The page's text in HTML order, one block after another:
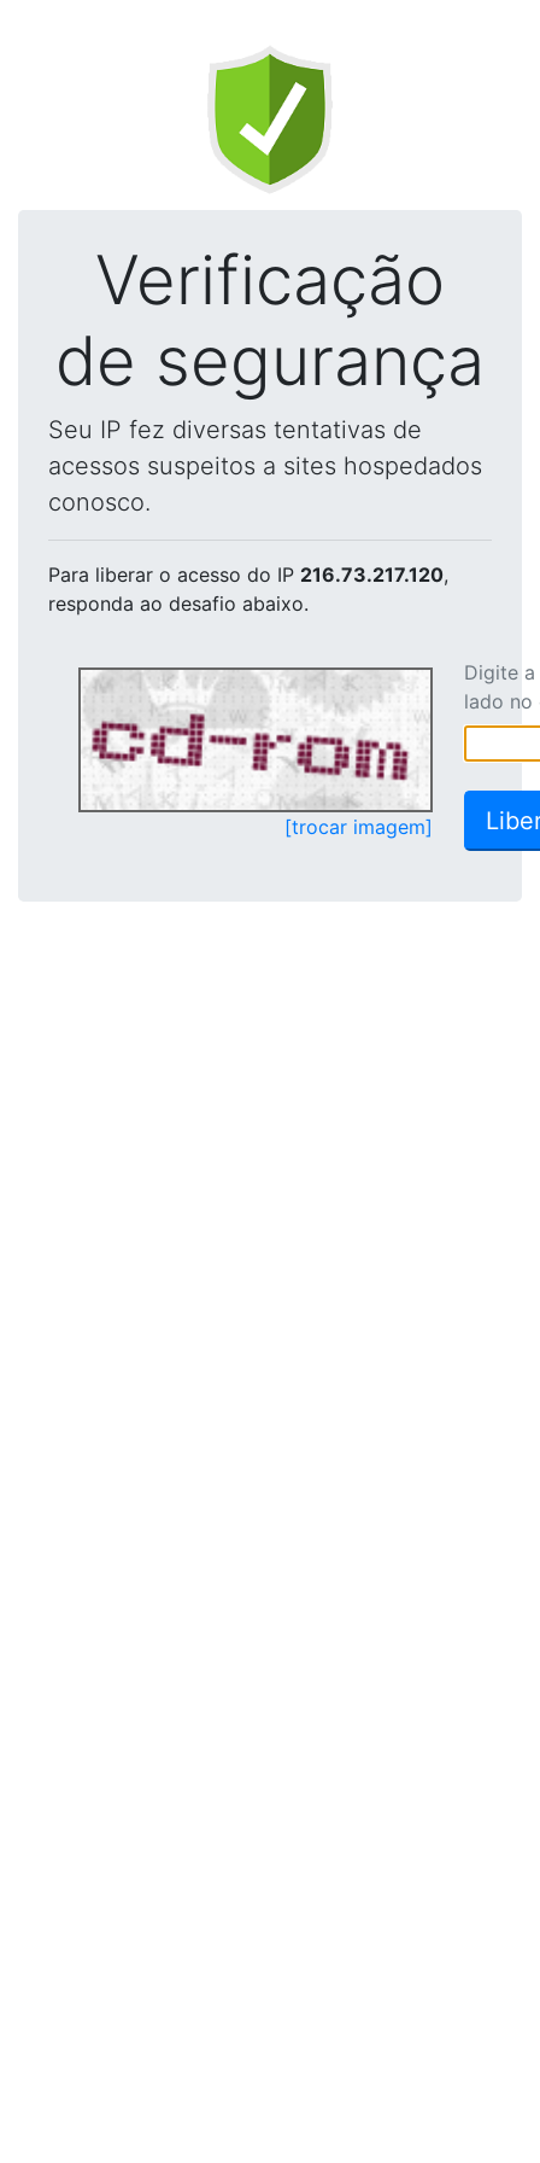
Verificação
de segurança
Seu IP fez diversas tentativas de
acessos suspeitos a sites hospedados
conosco.
Para liberar o acesso do IP 216.73.217.120,
responda ao desafio abaixo.
[trocar imagem]
Digite
lado no